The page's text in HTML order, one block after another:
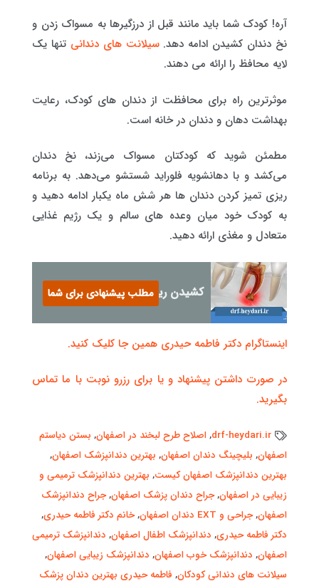
آره! کودک شما باید مانند قبل از درزگیرها به مسواک زدن و
نخ دندان کشیدن ادامه دهد.سیلانت های دندانی تنها یک
لایه محافظ را ارائه می دهند.
موثرترین راه برای محافظت از دندان های کودک، رعایت
بهداشت دهان و دندان در خانه است.
مطمئن شوید که کودکتان مسواک می‌زند، نخ دندان
می‌کشد و با دهانشویه فلوراید شستشو می‌دهد. به برنامه
ریزی تمیز کردن دندان ها هر شش ماه یکبار ادامه دهید و
به کودک خود میان وعده های سالم و یک رژیم غذایی
متعادل و مغذی ارائه دهید.
کشیدن ریشه دندان پوسیده
مطلب پیشنهادی برای شما
اینستاگرام دکتر فاطمه حیدری همین جا کلیک کنید.
در صورت داشتن پیشنهاد و یا برای رزرو نوبت با ما تماس
بگیرید.
drf-heydari.ir
,اصلاح طرح لبخند در اصفهان, بستن دیاستم
اصفهان, بلیچینگ دندان اصفهان, بهترین دندانپزشک اصفهان,
بهترین دندانپزشک اصفهان کیست, بهترین دندانپزشک ترمیمی و
زیبایی در اصفهان,جراح دندان پزشک اصفهان,جراح دندانپزشک
اصفهان,جراحی و EXT دندان اصفهان ,خانم دکتر فاطمه حیدری,
دکتر فاطمه حیدری, دندانپزشک اطفال اصفهان, دندانپزشک ترمیمی
اصفهان, دندانپزشک خوب اصفهان, دندانپزشک زیبایی اصفهان,
سیلانت های دندانی کودکان, فاطمه حیدری بهترین دندان پزشک